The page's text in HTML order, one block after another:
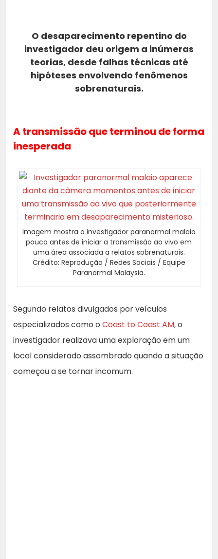
O desaparecimento repentino do
investigador deu origem a inúmeras
teorias, desde falhas técnicas até
hipóteses envolvendo fenômenos
sobrenaturais.
A transmissão que terminou de forma
inesperada
Imagem mostra o investigador paranormal malaio
pouco antes de iniciar a transmissão ao vivo em
uma área associada a relatos sobrenaturais.
Crédito: Reprodução / Redes Sociais / Equipe
Paranormal Malaysia.
Segundo relatos divulgados por veículos
especializados como o Coast to Coast AM, o
investigador realizava uma exploração em um
local considerado assombrado quando a situação
começou a se tornar incomum.